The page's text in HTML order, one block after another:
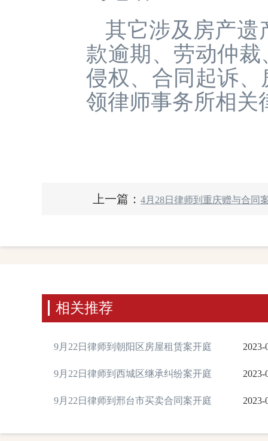
其它涉及房产遗
款逾期、劳动仲
侵权、合同起诉
领律师事务所相关
上一篇： 4月28日律师到重庆赠与合同
相关推荐
9月22日律师到朝阳区房屋租赁案开庭 2023-
9月22日律师到西城区继承纠纷案开庭 2023-
9月22日律师到邢台市买卖合同案开庭 2023-